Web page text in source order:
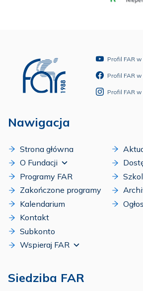
Profil FAR
Profil FAR
Profil FAR
Nawigacja
Strona główna
O Fundacji
Programy FAR
Zakończone programy
Kalendarium
Kontakt
Subkonto
Wspieraj FAR
Siedziba FAR